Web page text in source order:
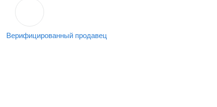
Верифицированный продавец